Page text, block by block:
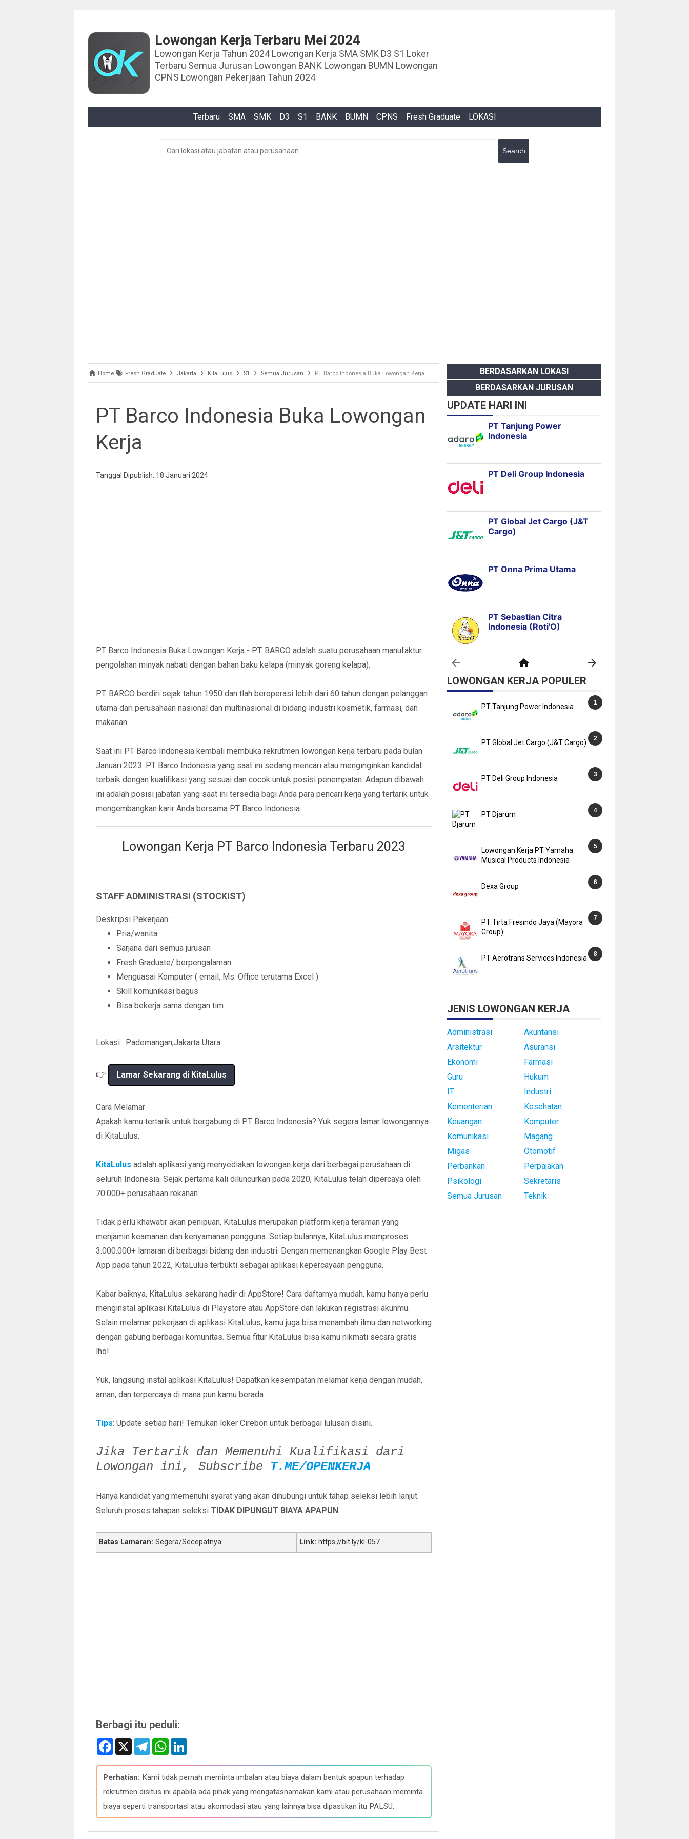
Lowongan Kerja Terbaru Mei 2024
Lowongan Kerja Tahun 2024 Lowongan Kerja SMA SMK D3 S1 Loker
Terbaru Semua Jurusan Lowongan BANK Lowongan BUMN Lowongan
CPNS Lowongan Pekerjaan Tahun 2024
Terbaru SMA SMK D3 S1 BANK BUMN CPNS Fresh Graduate LOKASI
Home Fresh Graduate Jakarta KitaLulus S1 Semua Jurusan PT Barco Indonesia Buka Lowongan Kerja
PT Barco Indonesia Buka Lowongan
Kerja
Tanggal Dipublish: 18 Januari 2024
PT Barco Indonesia Buka Lowongan Kerja - PT. BARCO adalah suatu perusahaan manufaktur
pengolahan minyak nabati dengan bahan baku kelapa (minyak goreng kelapa).
PT. BARCO berdiri sejak tahun 1950 dan tlah beroperasi lebih dari 60 tahun dengan pelanggan
utama dari perusahaan nasional dan multinasional di bidang industri kosmetik, farmasi, dan
makanan.
Saat ini PT Barco Indonesia kembali membuka rekrutmen lowongan kerja terbaru pada bulan
Januari 2023. PT Barco Indonesia yang saat ini sedang mencari atau menginginkan kandidat
terbaik dengan kualifikasi yang sesuai dan cocok untuk posisi penempatan. Adapun dibawah
ini adalah posisi jabatan yang saat ini tersedia bagi Anda para pencari kerja yang tertarik untuk
mengembangkan karir Anda bersama PT Barco Indonesia.
Lowongan Kerja PT Barco Indonesia Terbaru 2023
STAFF ADMINISTRASI (STOCKIST)
Deskripsi Pekerjaan :
Pria/wanita
Sarjana dari semua jurusan
Fresh Graduate/ berpengalaman
Menguasai Komputer ( email, Ms. Office terutama Excel )
Skill komunikasi bagus
Bisa bekerja sama dengan tim
Lokasi : Pademangan,Jakarta Utara
👉 Lamar Sekarang di KitaLulus
Cara Melamar
Apakah kamu tertarik untuk bergabung di PT Barco Indonesia? Yuk segera lamar lowongannya
di KitaLulus.
KitaLulus adalah aplikasi yang menyediakan lowongan kerja dari berbagai perusahaan di
seluruh Indonesia. Sejak pertama kali diluncurkan pada 2020, KitaLulus telah dipercaya oleh
70.000+ perusahaan rekanan.
Tidak perlu khawatir akan penipuan, KitaLulus merupakan platform kerja teraman yang
menjamin keamanan dan kenyamanan pengguna. Setiap bulannya, KitaLulus memproses
3.000.000+ lamaran di berbagai bidang dan industri. Dengan memenangkan Google Play Best
App pada tahun 2022, KitaLulus terbukti sebagai aplikasi kepercayaan pengguna.
Kabar baiknya, KitaLulus sekarang hadir di AppStore! Cara daftarnya mudah, kamu hanya perlu
menginstal aplikasi KitaLulus di Playstore atau AppStore dan lakukan registrasi akunmu.
Selain melamar pekerjaan di aplikasi KitaLulus, kamu juga bisa menambah ilmu dan networking
dengan gabung berbagai komunitas. Semua fitur KitaLulus bisa kamu nikmati secara gratis
lho!
Yuk, langsung instal aplikasi KitaLulus! Dapatkan kesempatan melamar kerja dengan mudah,
aman, dan terpercaya di mana pun kamu berada.
Tips: Update setiap hari! Temukan loker Cirebon untuk berbagai lulusan disini.
Jika Tertarik dan Memenuhi Kualifikasi dari
Lowongan ini,
Subscribe T.ME/OPENKERJA
Hanya kandidat yang memenuhi syarat yang akan dihubungi untuk tahap seleksi lebih lanjut.
Seluruh proses tahapan seleksi TIDAK DIPUNGUT BIAYA APAPUN.
Batas Lamaran: Segera/Secepatnya Link: https://bit.ly/kl-057
Berbagi itu peduli:
F
e
b
o
o
X
T
e
e
g
r
a
W
t
s
A
p
k
e
d
I
Perhatian: Kami tidak pernah meminta imbalan atau biaya dalam bentuk apapun terhadap
rekrutmen disitus ini apabila ada pihak yang mengatasnamakan kami atau perusahaan meminta
biaya seperti transportasi atau akomodasi atau yang lainnya bisa dipastikan itu PALSU.
BERDASARKAN LOKASI
BERDASARKAN JURUSAN
UPDATE HARI INI
LOWONGAN KERJA POPULER
PT Tanjung Power Indonesia
PT Global Jet Cargo (J&T Cargo)
PT Deli Group Indonesia
PT Djarum
Lowongan Kerja PT Yamaha
Musical Products Indonesia
Dexa Group
PT Tirta Fresindo Jaya (Mayora
Group)
PT Aerotrans Services Indonesia
JENIS LOWONGAN KERJA
Administrasi
Akuntansi
Arsitektur
Asuransi
Ekonomi
Farmasi
Guru
Hukum
IT
Industri
Kementerian
Kesehatan
Keuangan
Komputer
Komunikasi
Magang
Migas
Otomotif
Perbankan
Perpajakan
Psikologi
Sekretaris
Semua Jurusan
Teknik